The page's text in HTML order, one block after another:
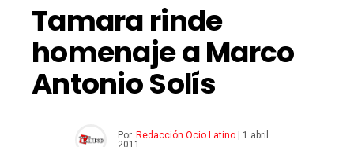
Tamara rinde
homenaje a Marco
Antonio Solís
Por Redacción Ocio Latino
1 abril